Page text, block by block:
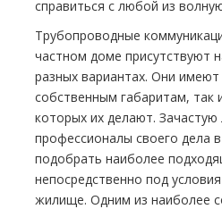
справиться с любой из
Трубопроводные
частном доме присутствуют
разных вариантах. Они имеют
собственным габаритам, так
которых их делают.
профессионалы своего дела
подобрать наиболее
непосредственно под
жилище. Одним из наиболее